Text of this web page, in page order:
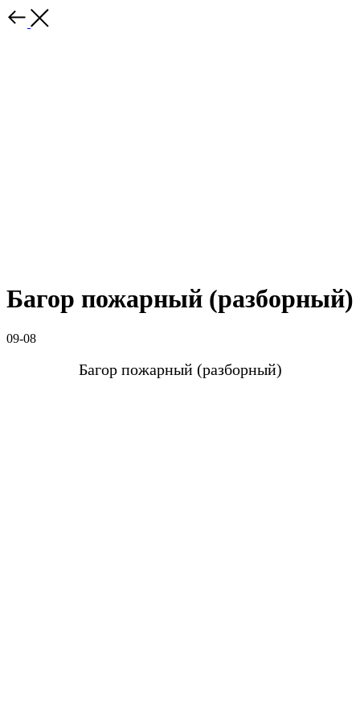
Багор пожарный (разборный)
09-08
Багор пожарный (разборный)